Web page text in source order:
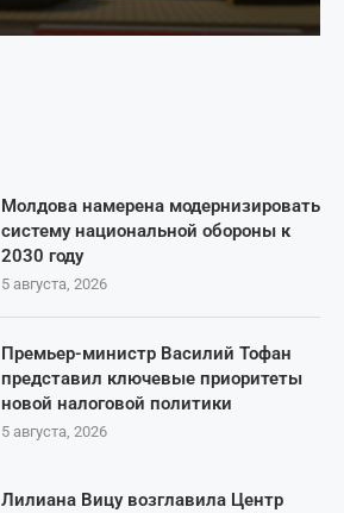
Молдова намерена модернизировать
систему национальной обороны к
2030 году
5 августа, 2026
Премьер-министр Василий Тофан
представил ключевые приоритеты
новой налоговой политики
5 августа, 2026
Лилиана Вицу возглавила Центр